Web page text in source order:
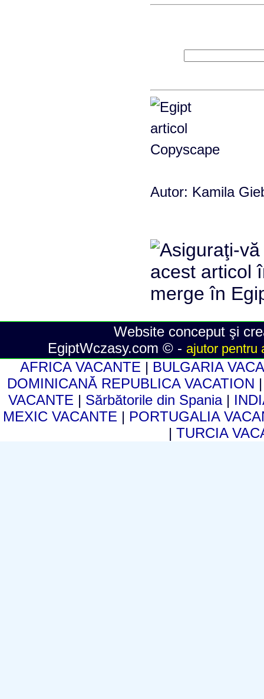
Autor: Kamila
Website conceput şi
EgiptWczasy.com © - ajutor pentru
AFRICA VACANTE | BULGARIA
DOMINICANĂ REPUBLICA VACATION
VACANTE | Sărbătorile din Spania |
MEXIC VACANTE | PORTUGALIA
| TURCIA